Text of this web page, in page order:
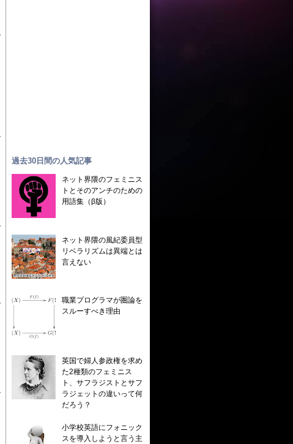
過去30日間の人気記事
ネット界隈のフェミニス
トとそのアンチのための
用語集（β版）
ネット界隈の風紀委員型
リベラリズムは異端とは
言えない
職業プログラマが圏論を
スルーすべき理由
英国で婦人参政権を求め
た2種類のフェミニス
ト、サフラジストとサフ
ラジェットの違いって何
だろう？
小学校英語にフォニック
スを導入しようと言う主